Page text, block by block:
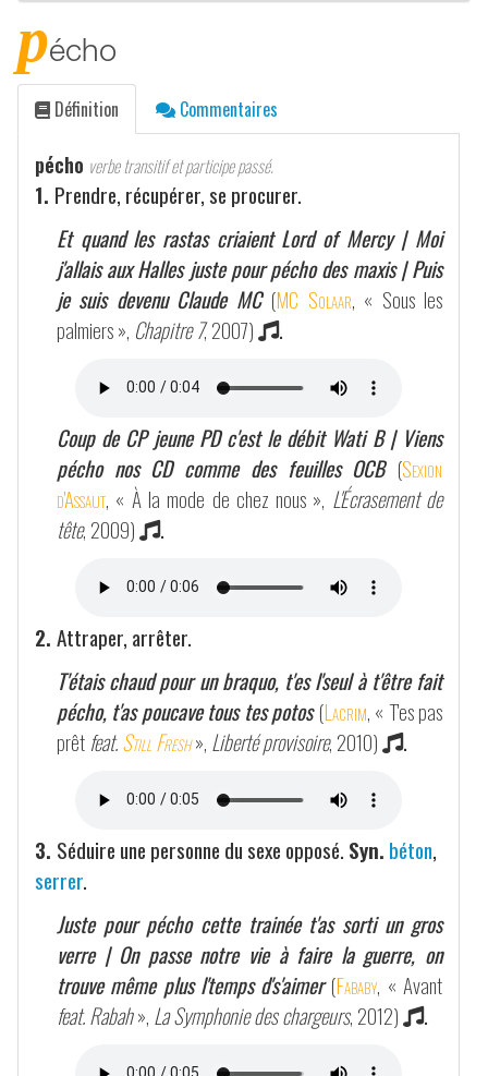
pécho
Définition Commentaires
pécho verbe transitif et participe passé.
1. Prendre, récupérer, se procurer.
Et quand les rastas criaient Lord of Mercy | Moi
j'allais aux Halles juste pour pécho des maxis | Puis
je suis devenu Claude MC (MC Solaar, « Sous les
palmiers », Chapitre 7, 2007) .
Coup de CP jeune PD c'est le débit Wati B | Viens
pécho nos CD comme des feuilles OCB (Sexion
d'Assaut, « À la mode de chez nous », L'Écrasement de
tête, 2009) .
2. Attraper, arrêter.
T'étais chaud pour un braquo, t'es l'seul à t'être fait
pécho, t'as poucave tous tes potos (Lacrim, « T'es pas
prêt feat.Still Fresh», Liberté provisoire, 2010) .
3. Séduire une personne du sexe opposé. Syn. béton,
serrer.
Juste pour pécho cette trainée t'as sorti un gros
verre | On passe notre vie à faire la guerre, on
trouve même plus l'temps d's'aimer (Fababy, « Avant
feat. Rabah», La Symphonie des chargeurs, 2012) .